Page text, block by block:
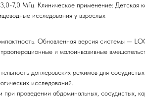
7,0 МГц. Клиническое применение: Детская
исследования у взрослых
Обновленная версия системы —
и малоинвазивные
доплеровских режимов для
исследований.
проведении абдоминальных, сосудистых,